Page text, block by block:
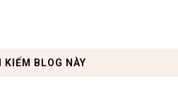
KIẾM BLOG NÀY